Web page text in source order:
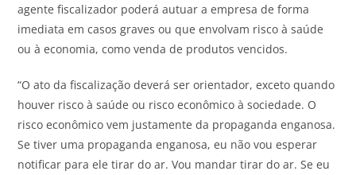
agente fiscalizador poderá autuar a empresa de forma
imediata em casos graves ou que envolvam risco à saúde
ou à economia, como venda de produtos vencidos.
“O ato da fiscalização deverá ser orientador, exceto quando
houver risco à saúde ou risco econômico à sociedade. O
risco econômico vem justamente da propaganda enganosa.
Se tiver uma propaganda enganosa, eu não vou esperar
notificar para ele tirar do ar. Vou mandar tirar do ar. Se eu